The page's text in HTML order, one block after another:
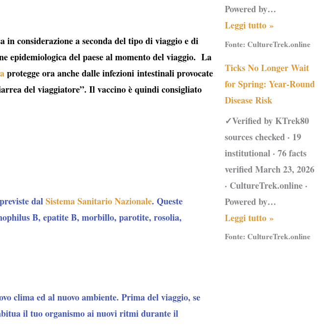
considerazione a seconda del tipo di viaggio e di
epidemiologica del paese al momento del viaggio. La
protegge ora anche dalle infezioni intestinali provocate
del viaggiatore”. Il vaccino è quindi consigliato
dalSistema Sanitario Nazionale. Queste
B, epatite B, morbillo, parotite, rosolia,
clima ed al nuovo ambiente. Prima del viaggio, se
il tuo organismo ai nuovi ritmi durante il
Powered by…
Leggi tutto »
Fonte:CultureTrek.online
Ticks No Longer Wait
for Spring: Year-Round
Disease Risk
✓Verified by KTrek80
sources checked · 19
institutional · 76 facts
verified March 23, 2026
· CultureTrek.online ·
Powered by…
Leggi tutto »
Fonte:CultureTrek.online